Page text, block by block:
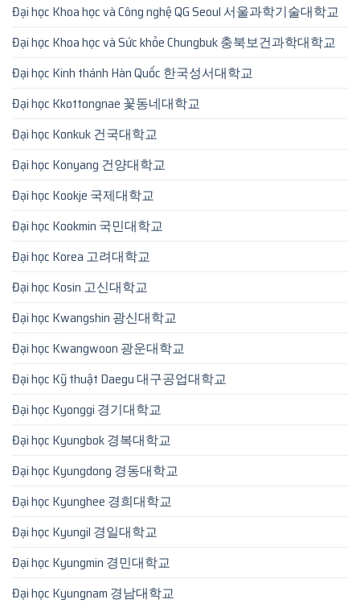
Đại học Khoa học và Công nghệ QG Seoul 서울과학기술대학교
Đại học Khoa học và Sức khỏe Chungbuk 충북보건과학대학교
Đại học Kinh thánh Hàn Quốc 한국성서대학교
Đại học Kkottongnae 꽃동네대학교
Đại học Konkuk 건국대학교
Đại học Konyang 건양대학교
Đại học Kookje 국제대학교
Đại học Kookmin 국민대학교
Đại học Korea 고려대학교
Đại học Kosin 고신대학교
Đại học Kwangshin 광신대학교
Đại học Kwangwoon 광운대학교
Đại học Kỹ thuật Daegu 대구공업대학교
Đại học Kyonggi 경기대학교
Đại học Kyungbok 경복대학교
Đại học Kyungdong 경동대학교
Đại học Kyunghee 경희대학교
Đại học Kyungil 경일대학교
Đại học Kyungmin 경민대학교
Đại học Kyungnam 경남대학교